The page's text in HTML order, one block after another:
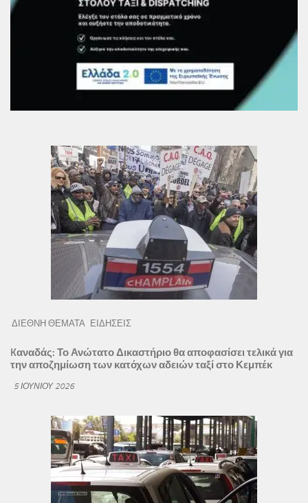
ΔΙΕΘΝΗ ΘΕΜΑΤΑ ΕΙΔΗΣΕΙΣ
Kαναδάς: Το Ανώτατο Δικαστήριο θα αποφασίσει τελικά για
την αποζημίωση των κατόχων αδειών ταξί στο Κεμπέκ
5 ΙΟΥΝΊΟΥ 2026